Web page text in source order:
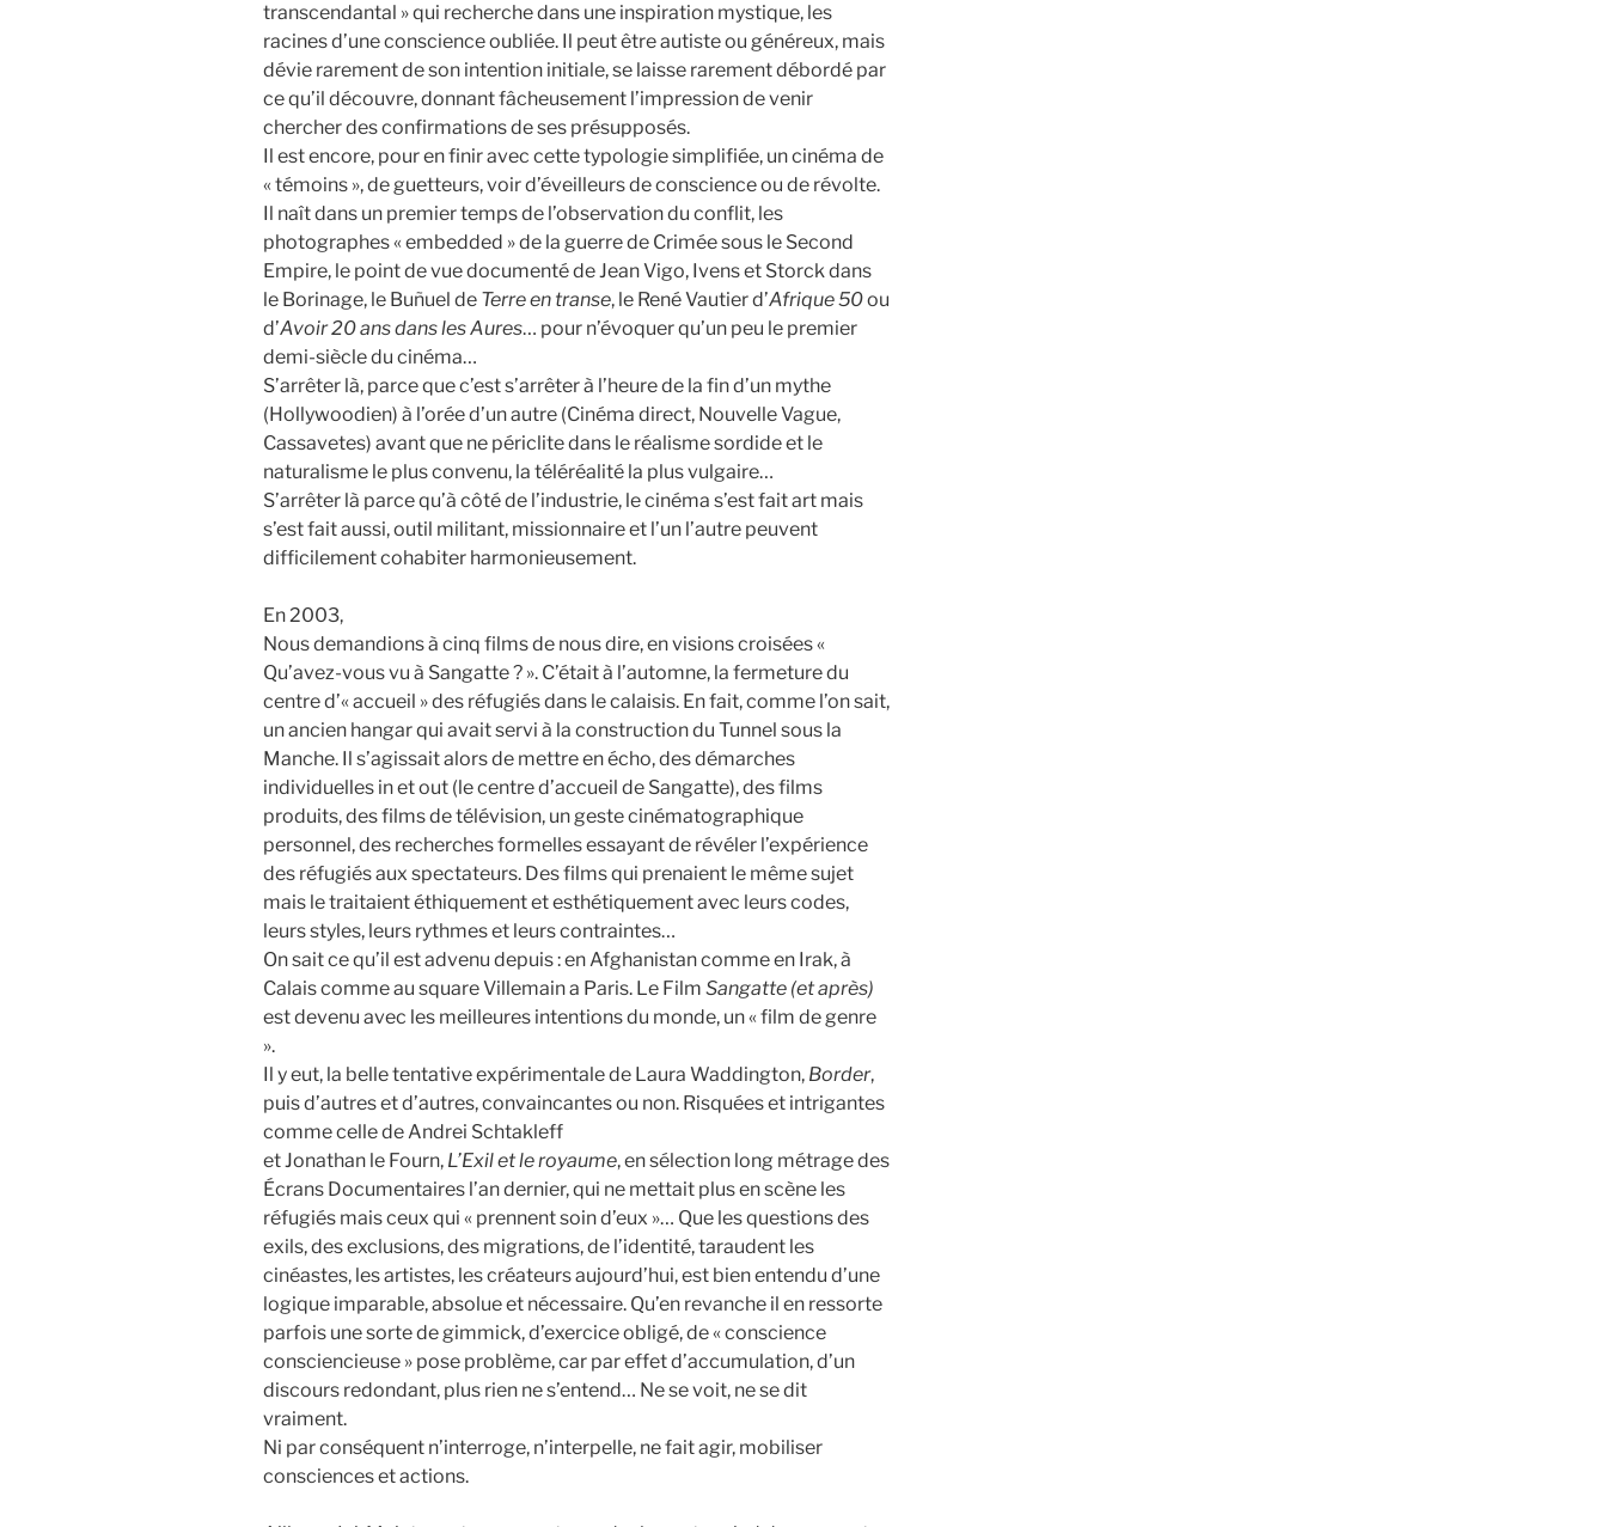
transcendantal » qui recherche dans une inspiration mystique, les
racines d’une conscience oubliée. Il peut être autiste ou généreux, mais
dévie rarement de son intention initiale, se laisse rarement débordé par
ce qu’il découvre, donnant fâcheusement l’impression de venir
chercher des confirmations de ses présupposés.
Il est encore, pour en finir avec cette typologie simplifiée, un cinéma de
« témoins », de guetteurs, voir d’éveilleurs de conscience ou de révolte.
Il naît dans un premier temps de l’observation du conflit, les
photographes « embedded » de la guerre de Crimée sous le Second
Empire, le point de vue documenté de Jean Vigo, Ivens et Storck dans
le Borinage, le Buñuel de Terre en transe, le René Vautier d’Afrique 50ou
d’Avoir 20 ans dans les Aures… pour n’évoquer qu’un peu le premier
demi-siècle du cinéma…
S’arrêter là, parce que c’est s’arrêter à l’heure de la fin d’un mythe
(Hollywoodien) à l’orée d’un autre (Cinéma direct, Nouvelle Vague,
Cassavetes) avant que ne périclite dans le réalisme sordide et le
naturalisme le plus convenu, la téléréalité la plus vulgaire…
S’arrêter là parce qu’à côté de l’industrie, le cinéma s’est fait art mais
s’est fait aussi, outil militant, missionnaire et l’un l’autre peuvent
difficilement cohabiter harmonieusement.
En 2003,
Nous demandions à cinq films de nous dire, en visions croisées «
Qu’avez-vous vu à Sangatte ? ». C’était à l’automne, la fermeture du
centre d’« accueil » des réfugiés dans le calaisis. En fait, comme l’on sait,
un ancien hangar qui avait servi à la construction du Tunnel sous la
Manche. Il s’agissait alors de mettre en écho, des démarches
individuelles in et out (le centre d’accueil de Sangatte), des films
produits, des films de télévision, un geste cinématographique
personnel, des recherches formelles essayant de révéler l’expérience
des réfugiés aux spectateurs. Des films qui prenaient le même sujet
mais le traitaient éthiquement et esthétiquement avec leurs codes,
leurs styles, leurs rythmes et leurs contraintes…
On sait ce qu’il est advenu depuis : en Afghanistan comme en Irak, à
Calais comme au square Villemain a Paris. Le Film Sangatte (et après)
est devenu avec les meilleures intentions du monde, un « film de genre
».
Il y eut, la belle tentative expérimentale de Laura Waddington, Border,
puis d’autres et d’autres, convaincantes ou non. Risquées et intrigantes
comme celle de Andrei Schtakleff
et Jonathan le Fourn, L’Exil et le royaume, en sélection long métrage des
Écrans Documentaires l’an dernier, qui ne mettait plus en scène les
réfugiés mais ceux qui « prennent soin d’eux »… Que les questions des
exils, des exclusions, des migrations, de l’identité, taraudent les
cinéastes, les artistes, les créateurs aujourd’hui, est bien entendu d’une
logique imparable, absolue et nécessaire. Qu’en revanche il en ressorte
parfois une sorte de gimmick, d’exercice obligé, de « conscience
consciencieuse » pose problème, car par effet d’accumulation, d’un
discours redondant, plus rien ne s’entend… Ne se voit, ne se dit
vraiment.
Ni par conséquent n’interroge, n’interpelle, ne fait agir, mobiliser
consciences et actions.